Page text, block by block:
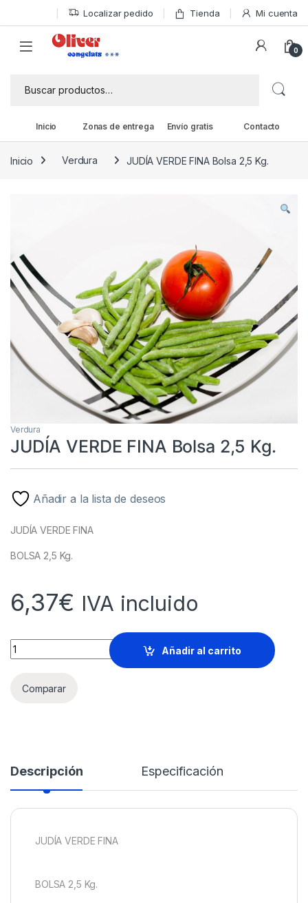
Skip to navigation
Skip to content Localizar pedido Tienda Mi cuenta
0
Inicio Zonas de entrega Envío gratis Contacto
Inicio Verdura JUDÍA VERDE FINA Bolsa 2,5 Kg.
Verdura
JUDÍA VERDE FINA Bolsa 2,5 Kg.
Añadir a la lista de deseos
JUDÍA VERDE FINA
BOLSA 2,5 Kg.
6,37€ IVA incluido
JUDÍA VERDE FINA Bolsa 2,5 Kg. quantity
Añadir al carrito
Comparar
Descripción Especificación
JUDÍA VERDE FINA
BOLSA 2,5 Kg.